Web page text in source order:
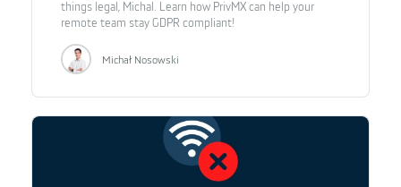
things legal, Michal. Learn how PrivMX can help your
remote team stay GDPR compliant!
Michał Nosowski